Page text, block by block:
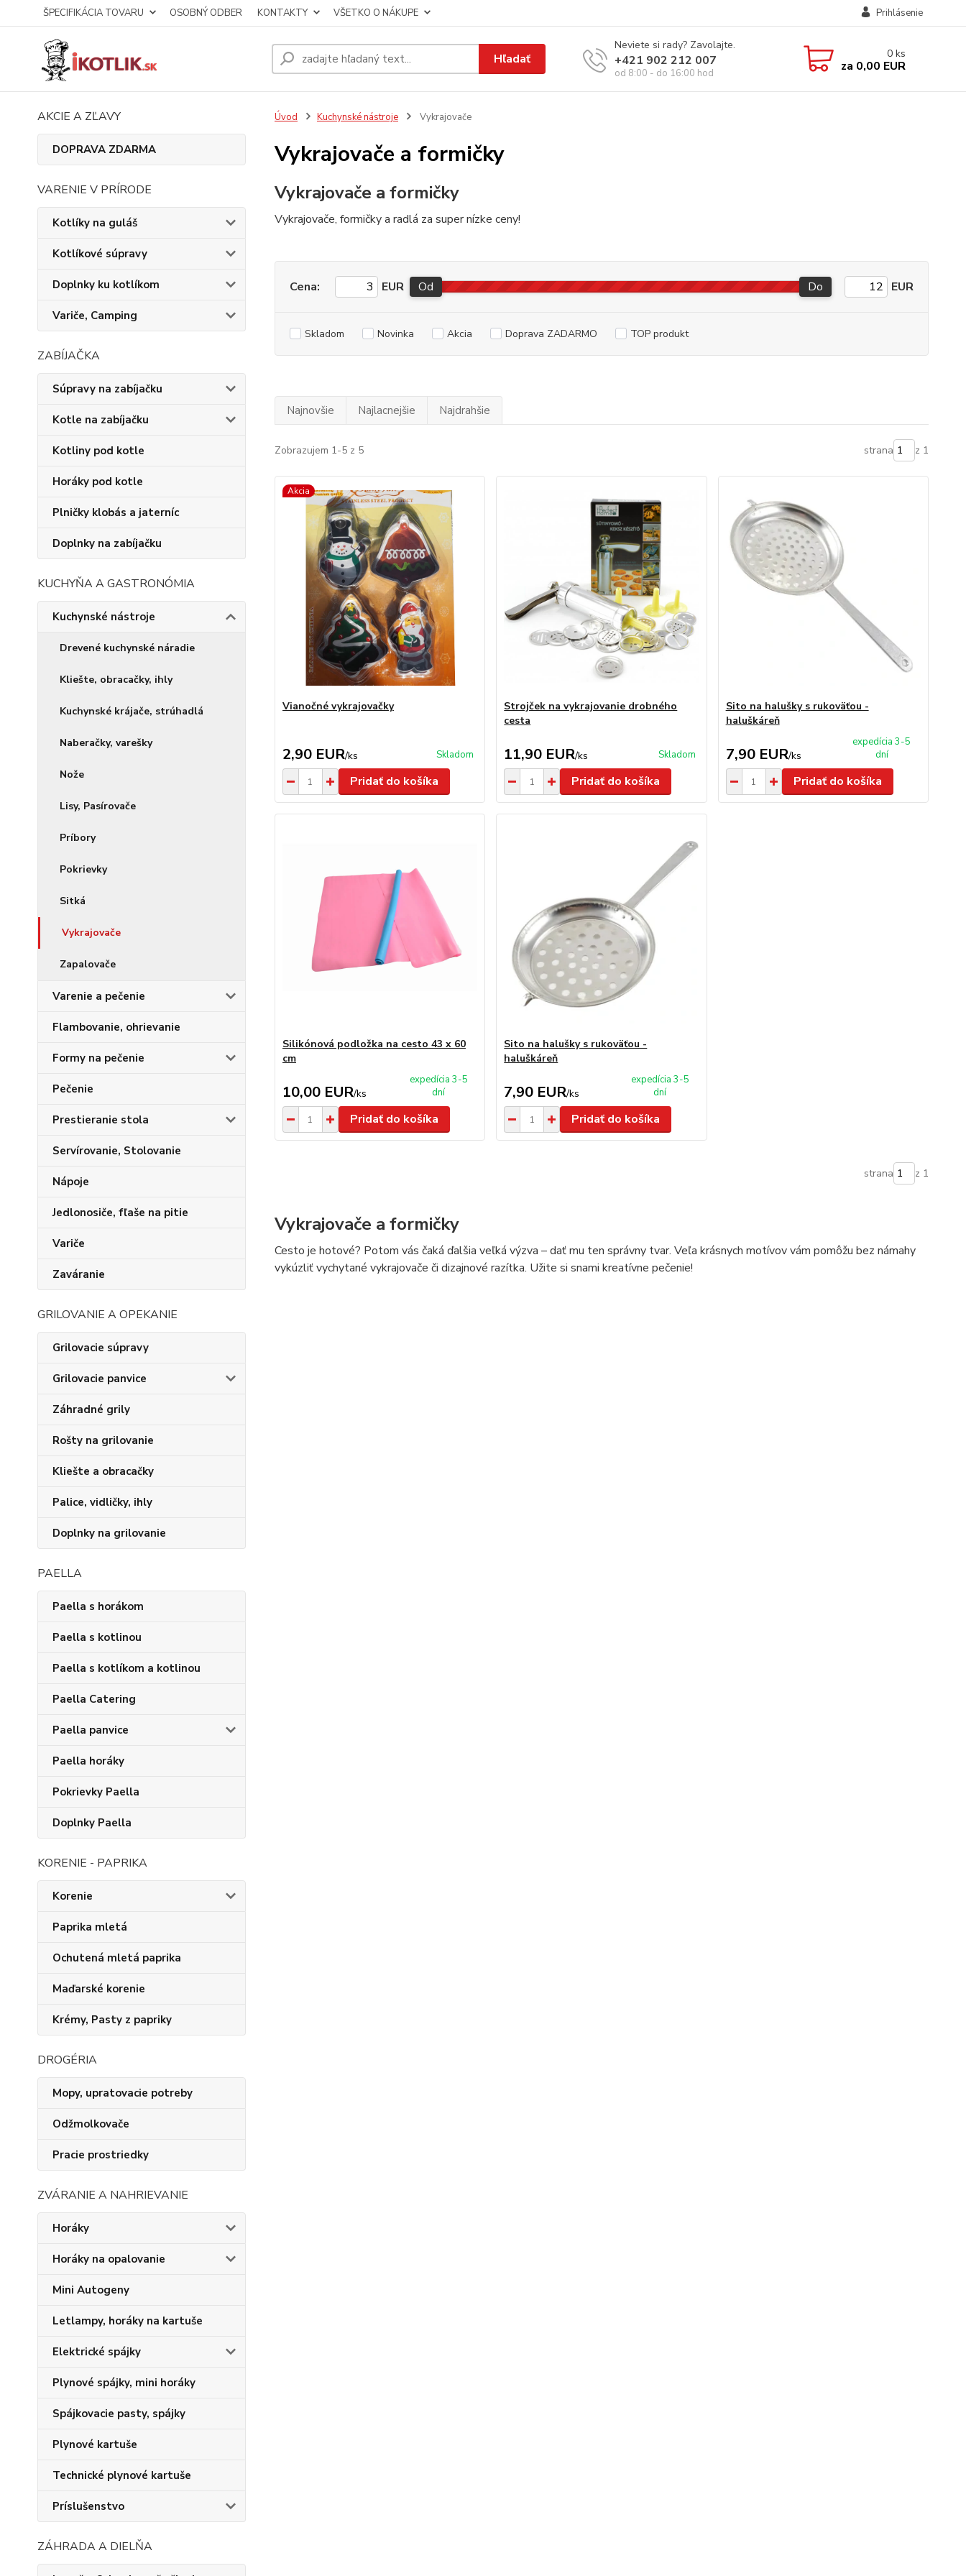
ŠPECIFIKÁCIA TOVARU OSOBNÝ ODBER KONTAKTY VŠETKO O NÁKUPE Prihlásenie
Hľadať
Neviete si rady? Zavolajte.
+421 902 212 007
od 8:00 - do 16:00 hod
0 ks
za 0,00 EUR
AKCIE A ZĽAVY
DOPRAVA ZDARMA
VARENIE V PRÍRODE
Kotlíky na guláš
Kotlíkové súpravy
Doplnky ku kotlíkom
Variče, Camping
ZABÍJAČKA
Súpravy na zabíjačku
Kotle na zabíjačku
Kotliny pod kotle
Horáky pod kotle
Plničky klobás a jaterníc
Doplnky na zabíjačku
KUCHYŇA A GASTRONÓMIA
Kuchynské nástroje
Drevené kuchynské náradie
Kliešte, obracačky, ihly
Kuchynské krájače, strúhadlá
Naberačky, varešky
Nože
Lisy, Pasírovače
Príbory
Pokrievky
Sitká
Vykrajovače
Zapalovače
Varenie a pečenie
Flambovanie, ohrievanie
Formy na pečenie
Pečenie
Prestieranie stola
Servírovanie, Stolovanie
Nápoje
Jedlonosiče, fľaše na pitie
Variče
Zaváranie
GRILOVANIE A OPEKANIE
Grilovacie súpravy
Grilovacie panvice
Záhradné grily
Rošty na grilovanie
Kliešte a obracačky
Palice, vidličky, ihly
Doplnky na grilovanie
PAELLA
Paella s horákom
Paella s kotlinou
Paella s kotlíkom a kotlinou
Paella Catering
Paella panvice
Paella horáky
Pokrievky Paella
Doplnky Paella
KORENIE - PAPRIKA
Korenie
Paprika mletá
Ochutená mletá paprika
Maďarské korenie
Krémy, Pasty z papriky
DROGÉRIA
Mopy, upratovacie potreby
Odžmolkovače
Pracie prostriedky
ZVÁRANIE A NAHRIEVANIE
Horáky
Horáky na opalovanie
Mini Autogeny
Letlampy, horáky na kartuše
Elektrické spájky
Plynové spájky, mini horáky
Spájkovacie pasty, spájky
Plynové kartuše
Technické plynové kartuše
Príslušenstvo
ZÁHRADA A DIELŇA
Úvod Kuchynské nástroje Vykrajovače
Vykrajovače a formičky
Vykrajovače a formičky
Vykrajovače, formičky a radlá za super nízke ceny!
Cena: EUR Od Do EUR
Skladom Novinka Akcia Doprava ZADARMO TOP produkt
Najnovšie Najlacnejšie Najdrahšie
Zobrazujem 1-5 z 5 strana z 1
Akcia
Vianočné vykrajovačky
2,90 EUR/ks Skladom
Pridať do košíka
Strojček na vykrajovanie drobného
cesta
11,90 EUR/ks Skladom
Pridať do košíka
Sito na halušky s rukoväťou -
haluškáreň
7,90 EUR/ks
expedícia 3-5
dní
Pridať do košíka
Silikónová podložka na cesto 43 x 60
cm
10,00 EUR/ks
expedícia 3-5
dní
Pridať do košíka
Sito na halušky s rukoväťou -
haluškáreň
7,90 EUR/ks
expedícia 3-5
dní
Pridať do košíka
strana z 1
Vykrajovače a formičky
Cesto je hotové? Potom vás čaká ďalšia veľká výzva – dať mu ten správny tvar. Veľa krásnych motívov vám pomôžu bez námahy
vykúzliť vychytané vykrajovače či dizajnové razítka. Užite si snami kreatívne pečenie!